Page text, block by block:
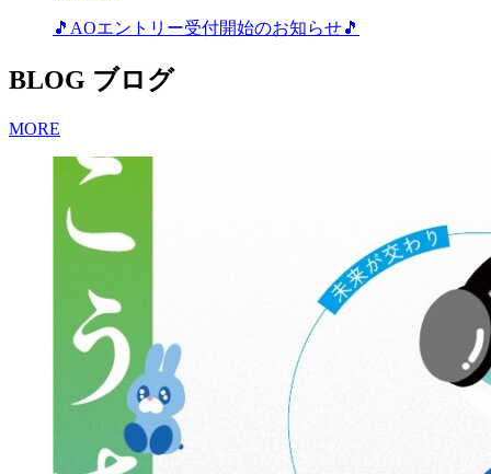
🎵AOエントリー受付開始のお知らせ🎵
BLOG ブログ
MORE